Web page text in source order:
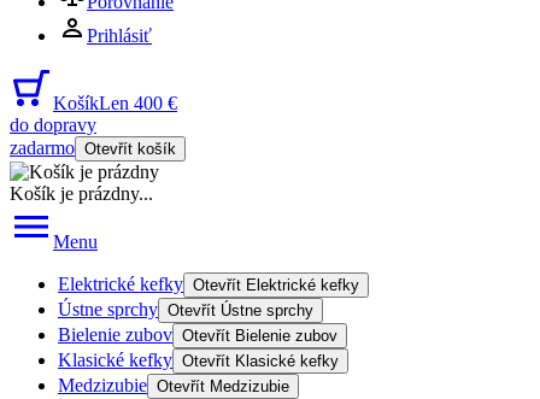
Prihlásiť
KošíkLen 400 €
do dopravy
zadarmo Otevřít košík
Košík je prázdny...
Menu
Elektrické kefky Otevřít Elektrické kefky
Ústne sprchy Otevřít Ústne sprchy
Bielenie zubov Otevřít Bielenie zubov
Klasické kefky Otevřít Klasické kefky
Medzizubie Otevřít Medzizubie